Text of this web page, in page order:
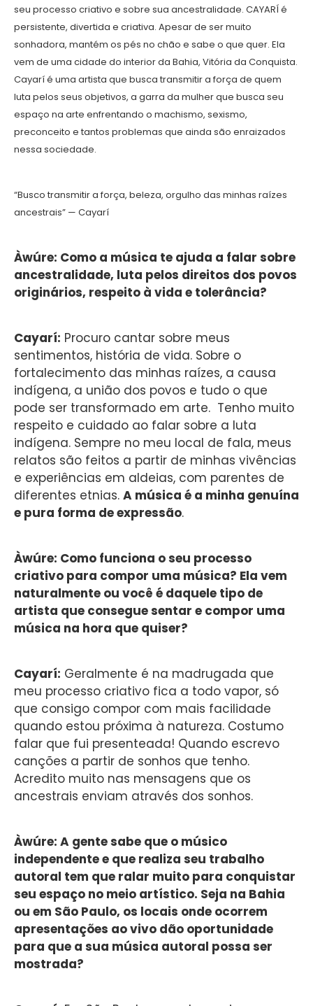
seu processo criativo e sobre sua ancestralidade. CAYARÍ é
persistente, divertida e criativa. Apesar de ser muito
sonhadora, mantém os pés no chão e sabe o que quer. Ela
vem de uma cidade do interior da Bahia, Vitória da Conquista.
Cayarí é uma artista que busca transmitir a força de quem
luta pelos seus objetivos, a garra da mulher que busca seu
espaço na arte enfrentando o machismo, sexismo,
preconceito e tantos problemas que ainda são enraizados
nessa sociedade.
“Busco transmitir a força, beleza, orgulho das minhas raízes
ancestrais” — Cayarí
Àwúre: Como a música te ajuda a falar sobre
ancestralidade, luta pelos direitos dos povos
originários, respeito à vida e tolerância?
Cayarí: Procuro cantar sobre meus
sentimentos, história de vida. Sobre o
fortalecimento das minhas raízes, a causa
indígena, a união dos povos e tudo o que
pode ser transformado em arte. Tenho muito
respeito e cuidado ao falar sobre a luta
indígena. Sempre no meu local de fala, meus
relatos são feitos a partir de minhas vivências
e experiências em aldeias, com parentes de
diferentes etnias. A música é a minha genuína
e pura forma de expressão.
Àwúre: Como funciona o seu processo
criativo para compor uma música? Ela vem
naturalmente ou você é daquele tipo de
artista que consegue sentar e compor uma
música na hora que quiser?
Cayarí: Geralmente é na madrugada que
meu processo criativo fica a todo vapor, só
que consigo compor com mais facilidade
quando estou próxima à natureza. Costumo
falar que fui presenteada! Quando escrevo
canções a partir de sonhos que tenho.
Acredito muito nas mensagens que os
ancestrais enviam através dos sonhos.
Àwúre: A gente sabe que o músico
independente e que realiza seu trabalho
autoral tem que ralar muito para conquistar
seu espaço no meio artístico. Seja na Bahia
ou em São Paulo, os locais onde ocorrem
apresentações ao vivo dão oportunidade
para que a sua música autoral possa ser
mostrada?